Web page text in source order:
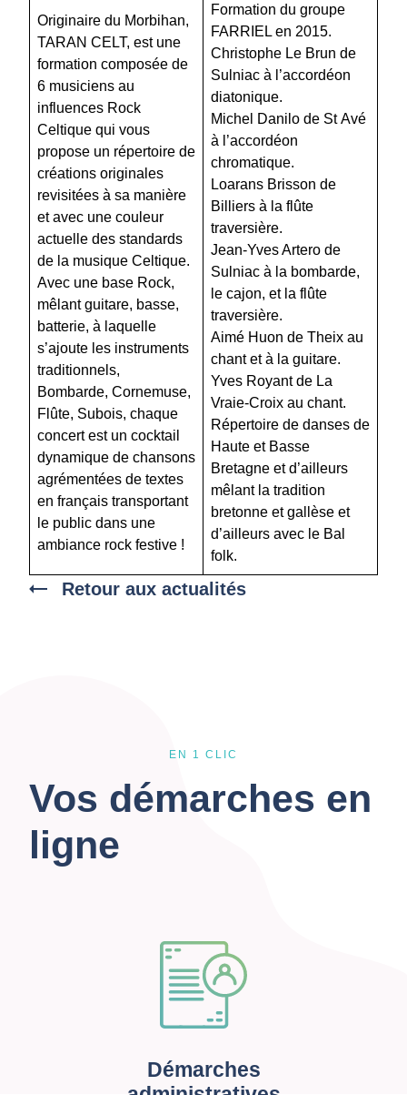
Originaire du Morbihan,
TARAN CELT, est une
formation composée de
6 musiciens au
influences Rock
Celtique qui vous
propose un répertoire de
créations originales
revisitées à sa manière
et avec une couleur
actuelle des standards
de la musique Celtique.
Avec une base Rock,
mêlant guitare, basse,
batterie, à laquelle
s’ajoute les instruments
traditionnels,
Bombarde, Cornemuse,
Flûte, Subois, chaque
concert est un cocktail
dynamique de chansons
agrémentées de textes
en français transportant
le public dans une
ambiance rock festive !
Formation du groupe
FARRIEL en 2015.
Christophe Le Brun de
Sulniac à l’accordéon
diatonique.
Michel Danilo de St Avé
à l’accordéon
chromatique.
Loarans Brisson de
Billiers à la flûte
traversière.
Jean-Yves Artero de
Sulniac à la bombarde,
le cajon, et la flûte
traversière.
Aimé Huon de Theix au
chant et à la guitare.
Yves Royant de La
Vraie-Croix au chant.
Répertoire de danses de
Haute et Basse
Bretagne et d’ailleurs
mêlant la tradition
bretonne et gallèse et
d’ailleurs avec le Bal
folk.
Retour aux actualités
EN 1 CLIC
Vos démarches en
ligne
Démarches